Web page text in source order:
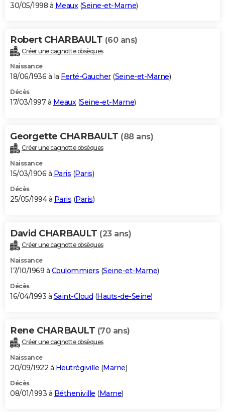
30/05/1998 à Meaux (Seine-et-Marne)
Robert CHARBAULT (60 ans)
Créer une cagnotte obsèques
Naissance
18/06/1936 à la Ferté-Gaucher(Seine-et-Marne)
Décès
17/03/1997 à Meaux(Seine-et-Marne)
Georgette CHARBAULT (88 ans)
Créer une cagnotte obsèques
Naissance
15/03/1906 à Paris (Paris)
Décès
25/05/1994 à Paris (Paris)
David CHARBAULT (23 ans)
Créer une cagnotte obsèques
Naissance
17/10/1969 à Coulommiers (Seine-et-Marne)
Décès
16/04/1993 à Saint-Cloud (Hauts-de-Seine)
Rene CHARBAULT (70 ans)
Créer une cagnotte obsèques
Naissance
20/09/1922 à Heutrégiville (Marne)
Décès
08/01/1993 à Bétheniville (Marne)